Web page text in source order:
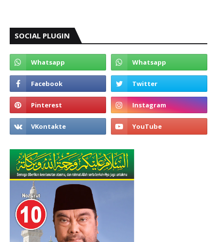
SOCIAL PLUGIN